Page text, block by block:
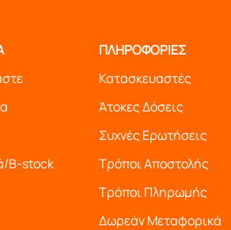
εμπειρίας μας
B-stock
ΠΛΗΡΟΦΟΡΙΕΣ
Κατασκευαστές
Άτοκες Δόσεις
Συχνές Ερωτήσεις
Τρόποι Αποστολής
Τρόποι Πληρωμής
Δωρεάν Μεταφορικά